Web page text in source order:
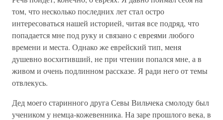
том, что несколько последних лет стал остро
интересоваться нашей историей, читая все подряд, что
попадается мне под руку и связано с евреями любого
времени и места. Однако же еврейский тип, меня
душевно восхитивший, не при чтении попался мне, а в
живом и очень подлинном рассказе. Я ради него от темы
отвлекусь.
Дед моего старинного друга Севы Вильчека смолоду был
учеником у немца-кожевенника. На заре прошлого века, в